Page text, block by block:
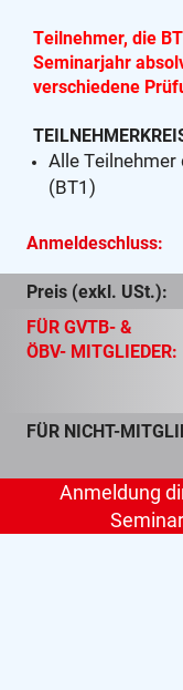
Teilnehmer, die
Seminarjahr
verschiedene
Alle
(BT1)
Anmeldeschluss:
Preis (exkl. USt.):
FÜR GVTB- &
ÖBV- MITGLIEDER:
FÜR NICHT-
Anmeldung